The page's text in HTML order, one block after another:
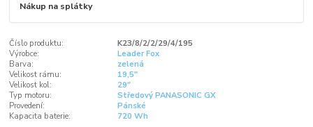
Nákup na splátky
Číslo produktu:
K23/8/2/2/29/4/195
Výrobce:
Leader Fox
Barva:
zelená
Velikost rámu:
19,5"
Velikost kol:
29"
Typ motoru:
Středový PANASONIC GX
Provedení:
Pánské
Kapacita baterie:
720 Wh